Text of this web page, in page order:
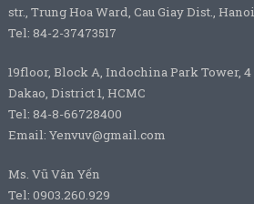
str., Trung Hoa Ward, Cau Giay Dist.,
Tel: 84-2-37473517
19floor, Block A, Indochina Park Tower,
Dakao, District 1, HCMC
Tel: 84-8-66728400
Email: Yenvuv@gmail.com
Ms. Vũ Vân Yến
Tel: 0903.260.929